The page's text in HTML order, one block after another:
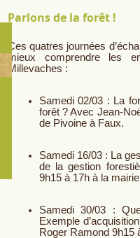
Parlons de la forêt !
Ces quatres journées
mieux comprendre les
Millevaches :
Samedi 02/03 : La
forêt ? Avec Jean-
de Pivoine à Faux.
Samedi 16/03 : La
de la gestion
9h15 à 17h à la
Samedi 30/03 :
Exemple
Roger Ramond 9h15